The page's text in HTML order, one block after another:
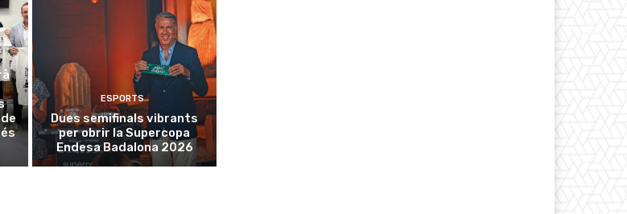
ESPORTS
Dues semifinals vibrants
per obrir la Supercopa
Endesa Badalona 2026